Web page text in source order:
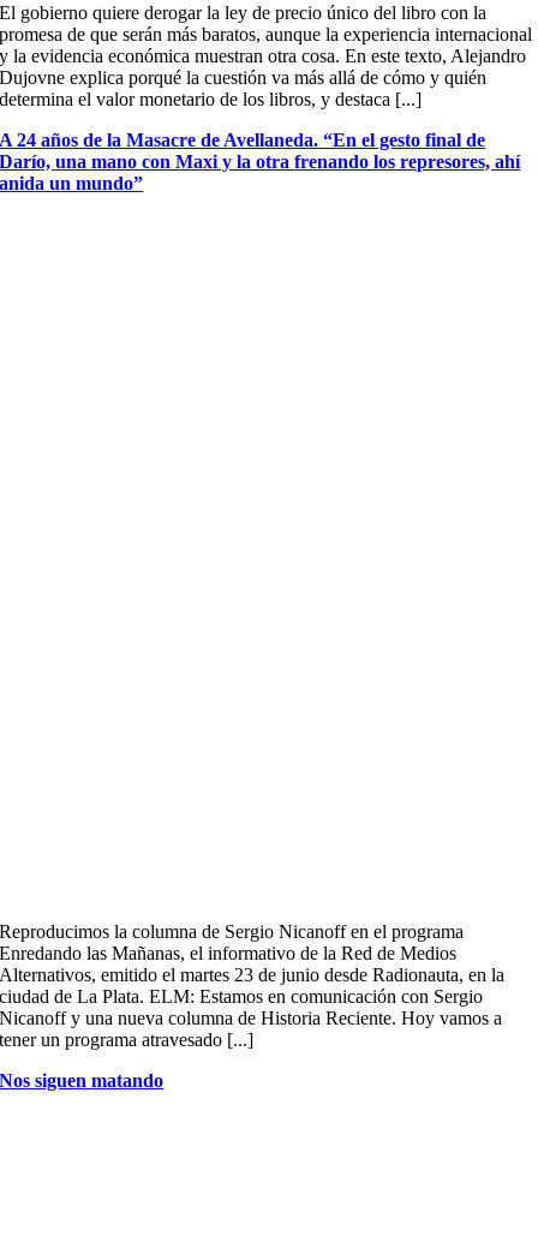
El gobierno quiere derogar la ley de precio único del libro con la
promesa de que serán más baratos, aunque la experiencia internacional
y la evidencia económica muestran otra cosa. En este texto, Alejandro
Dujovne explica porqué la cuestión va más allá de cómo y quién
determina el valor monetario de los libros, y destaca [...]
A 24 años de la Masacre de Avellaneda. “En el gesto final de
Darío, una mano con Maxi y la otra frenando los represores, ahí
anida un mundo”
Reproducimos la columna de Sergio Nicanoff en el programa
Enredando las Mañanas, el informativo de la Red de Medios
Alternativos, emitido el martes 23 de junio desde Radionauta, en la
ciudad de La Plata. ELM: Estamos en comunicación con Sergio
Nicanoff y una nueva columna de Historia Reciente. Hoy vamos a
tener un programa atravesado [...]
Nos siguen matando